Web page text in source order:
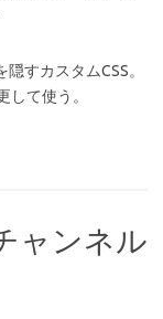
すカスタムCSS。
て使う。
ャンネル